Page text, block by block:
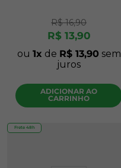
R$ 16,90
R$ 13,90
ou 1 de R$ 13,90 sem
juros
ADICIONAR AO
CARRINHO
Frete 48h